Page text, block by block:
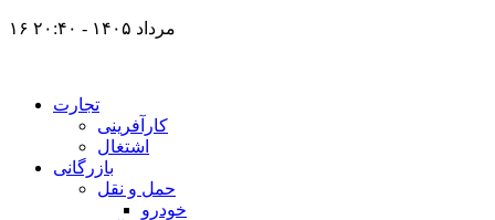
۱۶ مرداد ۱۴۰۵ - ۲۰:۴۰
تجارت
کارآفرینی
اشتغال
بازرگانی
حمل و نقل
خودرو